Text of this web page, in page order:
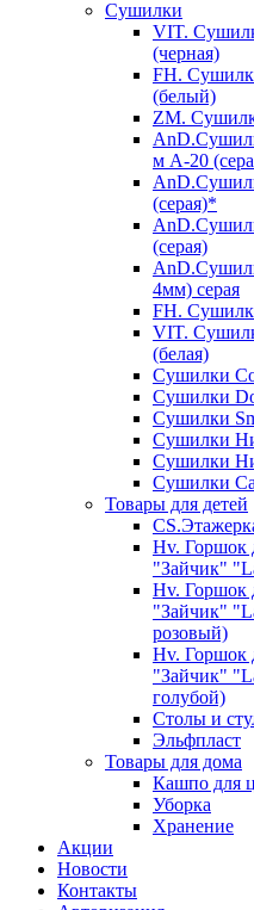
Сушилки
VIT.
(черная)
FH.
(белый)
ZM.
м А-20
(серая)*
(серая)
4мм) серая
FH.
VIT.
(белая)
Cушилки
Сушилки
Сушилки
Сушилки
Сушилки
Сушилки
Товары для детей
Hv. Горшок
"Зайчик"
Hv. Горшок
"Зайчик"
розовый)
Hv. Горшок
"Зайчик"
голубой)
Столы и
Эльфпласт
Товары для дома
Кашпо для
Уборка
Хранение
Акции
Новости
Контакты